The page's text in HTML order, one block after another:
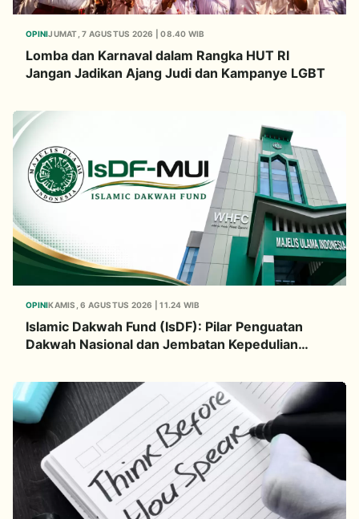
OPINIJUMAT, 7 AGUSTUS 2026 | 08.40 WIB
Lomba dan Karnaval dalam Rangka HUT RI
Jangan Jadikan Ajang Judi dan Kampanye LGBT
OPINIKAMIS, 6 AGUSTUS 2026 | 11.24 WIB
Islamic Dakwah Fund (IsDF): Pilar Penguatan
Dakwah Nasional dan Jembatan Kepedulian